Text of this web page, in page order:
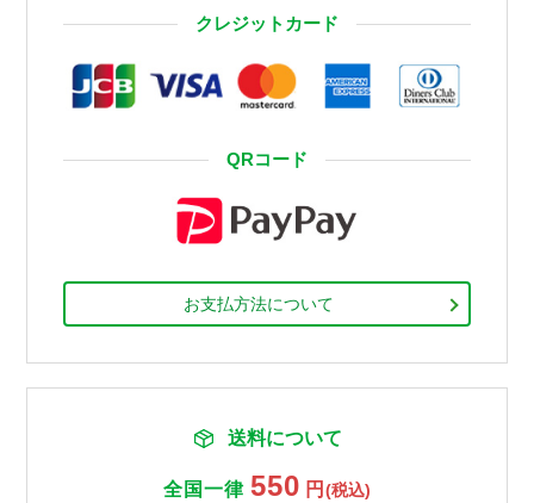
クレジットカード
QRコード
お支払方法について
送料について
全国一律 550 円 (税込)